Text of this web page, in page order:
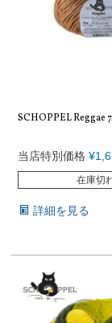
SCHOPPEL Reggae
当店特別価格 ¥
在庫切
詳細を見る